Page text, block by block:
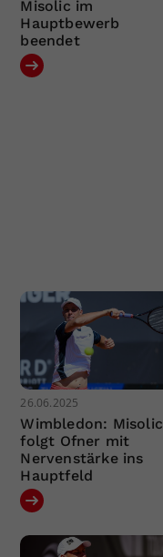
Misolic im
Hauptbewerb
beendet
26.06.2025
Wimbledon: Misolic
folgt Ofner mit
Nervenstärke ins
Hauptfeld